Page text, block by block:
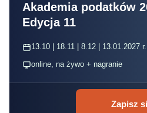
Akademia podatków
Edycja 11
13.10 | 18.11 | 8.12 | 13.01.2027
online, na żywo + nagranie
Zapisz